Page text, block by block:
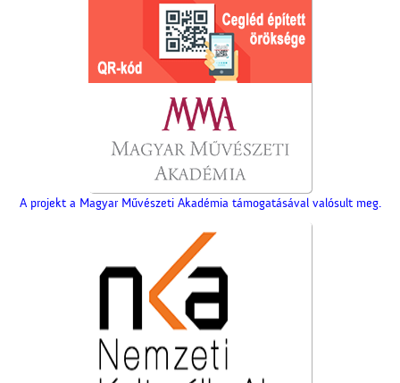
A projekt a Magyar Művészeti Akadémia támogatásával valósult meg.